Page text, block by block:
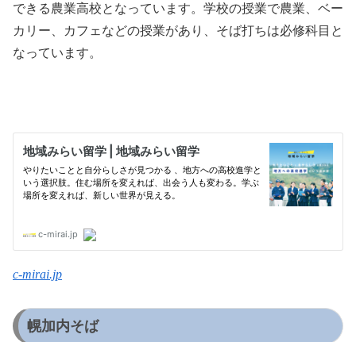
できる農業高校となっています。学校の授業で農業、ベー
カリー、カフェなどの授業があり、そば打ちは必修科目と
なっています。
c-mirai.jp
幌加内そば